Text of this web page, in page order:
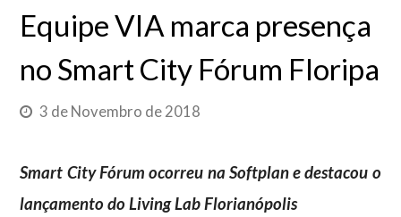
Equipe VIA marca presença
no Smart City Fórum Floripa
3 de Novembro de 2018
Smart City Fórum ocorreu na Softplan e destacou o
lançamento do Living Lab Florianópolis